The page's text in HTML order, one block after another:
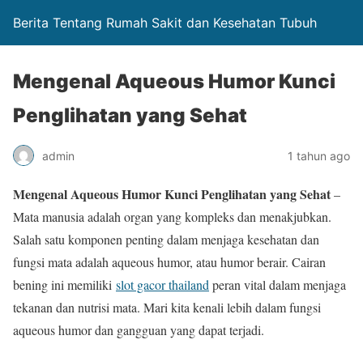
Berita Tentang Rumah Sakit dan Kesehatan Tubuh
Mengenal Aqueous Humor Kunci
Penglihatan yang Sehat
admin 1 tahun ago
Mengenal Aqueous Humor Kunci Penglihatan yang Sehat–
Mata manusia adalah organ yang kompleks dan menakjubkan.
Salah satu komponen penting dalam menjaga kesehatan dan
fungsi mata adalah aqueous humor, atau humor berair. Cairan
bening ini memiliki slot gacor thailand peran vital dalam menjaga
tekanan dan nutrisi mata. Mari kita kenali lebih dalam fungsi
aqueous humor dan gangguan yang dapat terjadi.